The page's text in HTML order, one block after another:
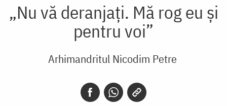
„Nu vă deranjați. Mă rog eu și
pentru voi”
Arhimandritul Nicodim Petre